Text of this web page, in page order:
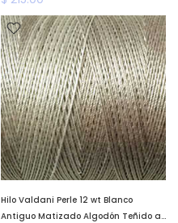
Hilo Valdani Perle 12 wt Blanco
Antiguo Matizado Algodón Teñido a